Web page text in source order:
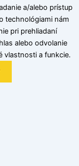
a/alebo prístup
technológiami nám
pri prehliadaní
alebo odvolanie
vlastnosti a funkcie.